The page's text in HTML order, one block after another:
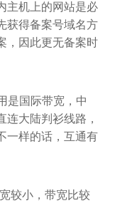
主机上的网站是必
获得备案号域名方
，因此更无备案时
是国际带宽，中
连大陆判衫线路，
一样的话，互通有
较小，带宽比较